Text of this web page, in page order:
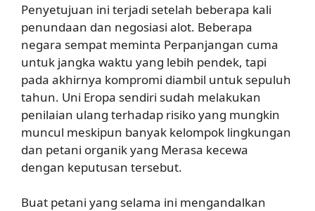
Penyetujuan ini terjadi setelah beberapa kali
penundaan dan negosiasi alot. Beberapa
negara sempat meminta Perpanjangan cuma
untuk jangka waktu yang lebih pendek, tapi
pada akhirnya kompromi diambil untuk sepuluh
tahun. Uni Eropa sendiri sudah melakukan
penilaian ulang terhadap risiko yang mungkin
muncul meskipun banyak kelompok lingkungan
dan petani organik yang Merasa kecewa
dengan keputusan tersebut.
Buat petani yang selama ini mengandalkan